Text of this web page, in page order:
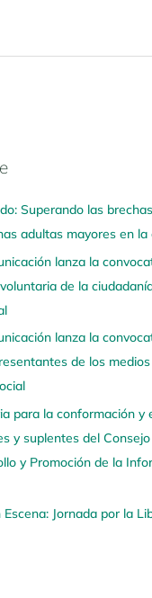
Superando las
adultas mayores en
lanza la
de la
lanza la
de los
para la conformación y
y suplentes del
y Promoción de la
Jornada por la